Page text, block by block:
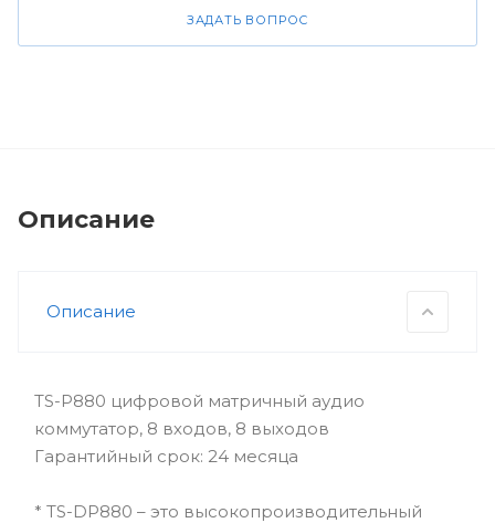
ЗАДАТЬ ВОПРОС
Описание
Описание
TS-P880 цифровой матричный аудио
коммутатор, 8 входов, 8 выходов
Гарантийный срок: 24 месяца
* TS-DP880 – это высокопроизводительный